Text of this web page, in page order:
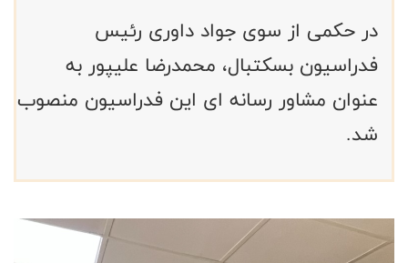
در حکمی از سوی جواد داوری رئیس
فدراسیون بسکتبال، محمدرضا علیپور به
عنوان مشاور رسانه ای این فدراسیون منصوب
شد.